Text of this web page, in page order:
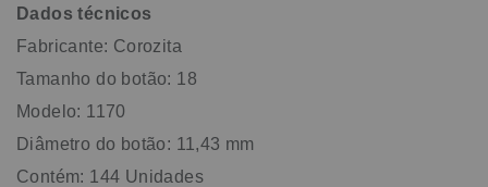
Dados técnicos
Fabricante: Corozita
Tamanho do botão: 18
Modelo: 1170
Diâmetro do botão: 11,43 mm
Contém: 144 Unidades